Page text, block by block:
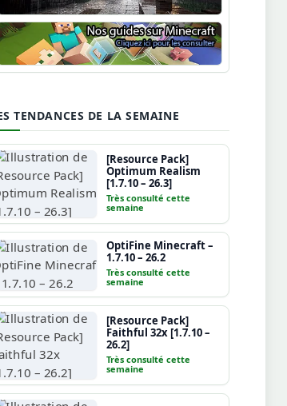
Minecraft
Minecraft
TENDANCES DE LA SEMAINE
[Resource Pack]
Optimum Realism
[1.7.10 – 26.3]
Très consulté cette
semaine
OptiFine Minecraft –
1.7.10 – 26.2
Très consulté cette
semaine
[Resource Pack]
Faithful 32x [1.7.10 –
26.2]
Très consulté cette
semaine